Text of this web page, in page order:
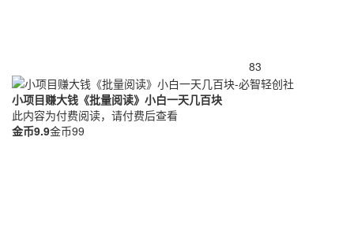
83
小项目赚大钱《批量阅读》小白一天几百块
此内容为付费阅读，请付费后查看
金币9.9金币99